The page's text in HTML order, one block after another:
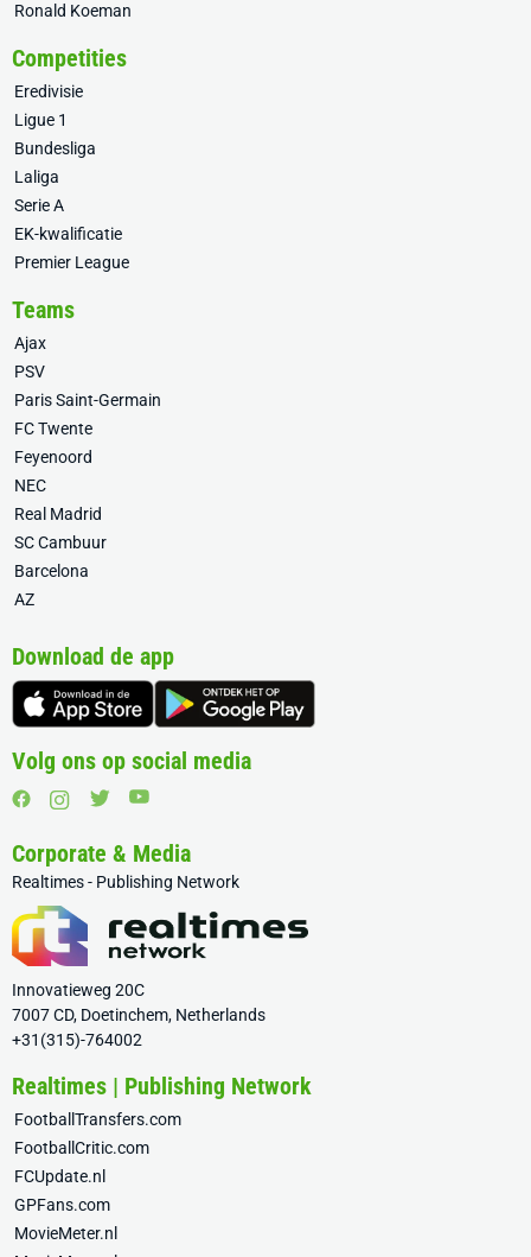
Ronald Koeman
Competities
Eredivisie
Ligue 1
Bundesliga
Laliga
Serie A
EK-kwalificatie
Premier League
Teams
Ajax
PSV
Paris Saint-Germain
FC Twente
Feyenoord
NEC
Real Madrid
SC Cambuur
Barcelona
AZ
Download de app
Volg ons op social media
Corporate & Media
Realtimes - Publishing Network
Innovatieweg 20C
7007 CD, Doetinchem, Netherlands
+31(315)-764002
Realtimes | Publishing Network
FootballTransfers.com
FootballCritic.com
FCUpdate.nl
GPFans.com
MovieMeter.nl